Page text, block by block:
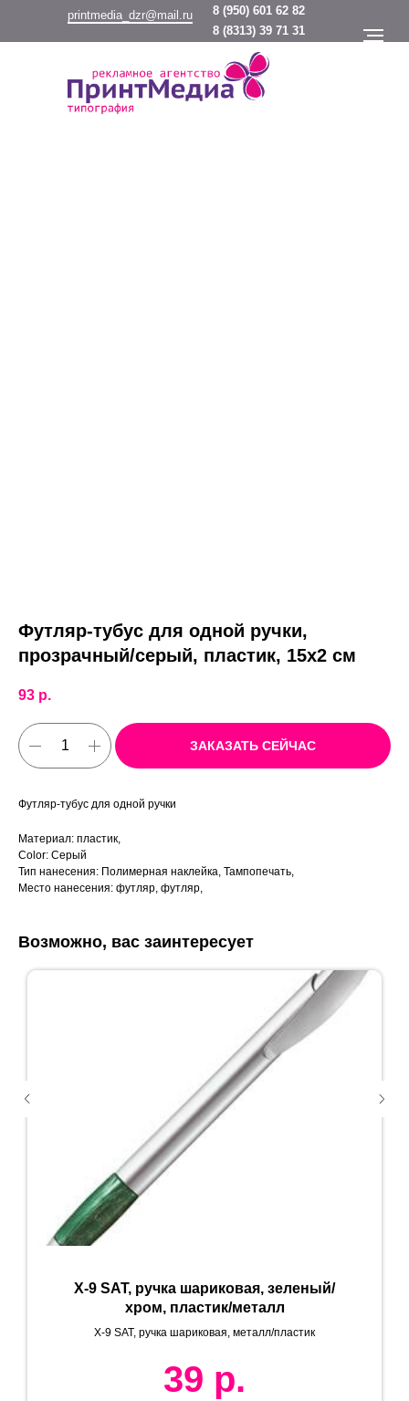
8 (950) 601 62 82
printmedia_dzr@mail.ru
8 (8313) 39 71 31
Футляр-тубус для одной ручки,
прозрачный/серый, пластик, 15х2 см
93 р.
ЗАКАЗАТЬ СЕЙЧАС
Футляр-тубус для одной ручки
Материал: пластик,
Color: Серый
Тип нанесения: Полимерная наклейка, Тампопечать,
Место нанесения: футляр, футляр,
Возможно, вас заинтересует
X-9 SAT, ручка шариковая, зеленый/
хром, пластик/металл
X-9 SAT, ручка шариковая, металл/пластик
39 р.